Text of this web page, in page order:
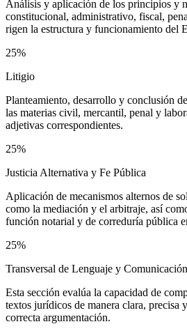
Análisis y aplicación de los principios y
constitucional, administrativo, fiscal,
rigen la estructura y funcionamiento del
25%
Litigio
Planteamiento, desarrollo y conclusión
las materias civil, mercantil, penal y
adjetivas correspondientes.
25%
Justicia Alternativa y Fe Pública
Aplicación de mecanismos alternos de
como la mediación y el arbitraje, así
función notarial y de correduría pública
25%
Transversal de Lenguaje y Comunicación
Esta sección evalúa la capacidad de
textos jurídicos de manera clara, precisa
correcta argumentación.